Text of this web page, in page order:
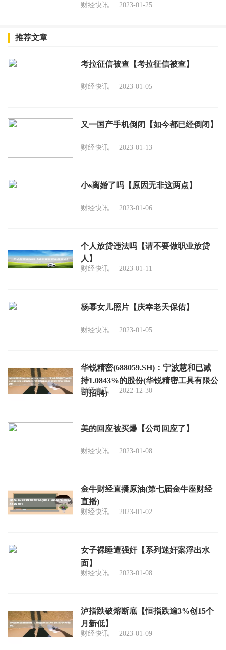
财经快讯 2023-01-25
推荐文章
考拉征信被查【考拉征信被查】
财经快讯 2023-01-05
又一国产手机倒闭【如今都已经倒闭】
财经快讯 2023-01-13
小s离婚了吗【原因无非这两点】
财经快讯 2023-01-06
个人放贷违法吗【请不要做职业放贷
人】
财经快讯 2023-01-11
杨幂女儿照片【庆幸老天保佑】
财经快讯 2023-01-05
华锐精密(688059.SH)：宁波慧和已减
持1.0843%的股份(华锐精密工具有限公
司招聘)
财经快讯 2022-12-30
美的回应被买爆【公司回应了】
财经快讯 2023-01-08
金牛财经直播原油(第七届金牛座财经
直播)
财经快讯 2023-01-02
女子裸睡遭强奸【系列迷奸案浮出水
面】
财经快讯 2023-01-08
泸指跌破熔断底【恒指跌逾3%创15个
月新低】
财经快讯 2023-01-09